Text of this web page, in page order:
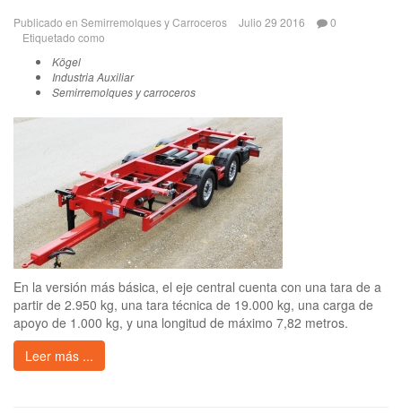
Publicado en Semirremolques y Carroceros Julio 29 2016
0
Etiquetado como
Kögel
Industria Auxiliar
Semirremolques y carroceros
En la versión más básica, el eje central cuenta con una tara de a
partir de 2.950 kg, una tara técnica de 19.000 kg, una carga de
apoyo de 1.000 kg, y una longitud de máximo 7,82 metros.
Leer más ...